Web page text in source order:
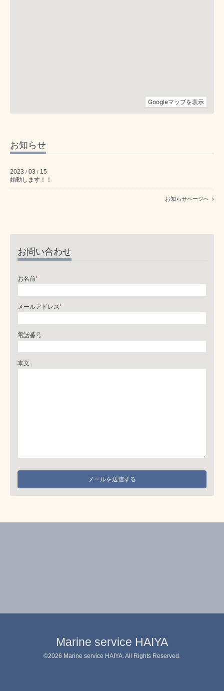
お知らせ
2023 / 03 / 15
始動します！！
お知らせページへ
お問い合わせ
お名前*
メールアドレス*
電話番号
本文
Marine service HAIYA
©2026 Marine service HAIYA. All Rights Reserved.